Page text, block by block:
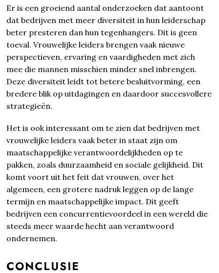
Er is een groeiend aantal onderzoeken dat aantoont
dat bedrijven met meer diversiteit in hun leiderschap
beter presteren dan hun tegenhangers. Dit is geen
toeval. Vrouwelijke leiders brengen vaak nieuwe
perspectieven, ervaring en vaardigheden met zich
mee die mannen misschien minder snel inbrengen.
Deze diversiteit leidt tot betere besluitvorming, een
bredere blik op uitdagingen en daardoor succesvollere
strategieën.
Het is ook interessant om te zien dat bedrijven met
vrouwelijke leiders vaak beter in staat zijn om
maatschappelijke verantwoordelijkheden op te
pakken, zoals duurzaamheid en sociale gelijkheid. Dit
komt voort uit het feit dat vrouwen, over het
algemeen, een grotere nadruk leggen op de lange
termijn en maatschappelijke impact. Dit geeft
bedrijven een concurrentievoordeel in een wereld die
steeds meer waarde hecht aan verantwoord
ondernemen.
CONCLUSIE